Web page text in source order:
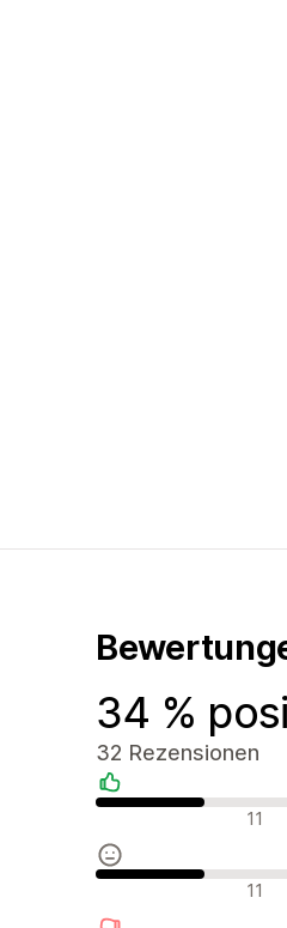
34 %
32 Rezensionen
Positive Bewertungen
11
Neutrale 11